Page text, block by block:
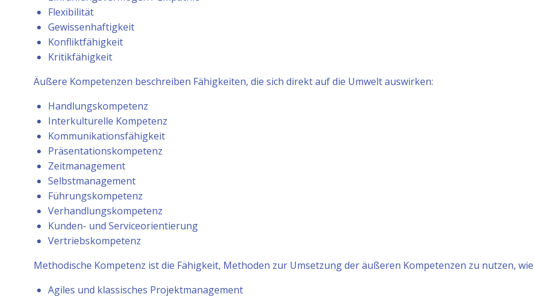
Flexibilität
Gewissenhaftigkeit
Konfliktfähigkeit
Kritikfähigkeit
Äußere Kompetenzen beschreiben Fähigkeiten, die sich direkt auf die Umwelt auswirken:
Handlungskompetenz
Interkulturelle Kompetenz
Kommunikationsfähigkeit
Präsentationskompetenz
Zeitmanagement
Selbstmanagement
Führungskompetenz
Verhandlungskompetenz
Kunden- und Serviceorientierung
Vertriebskompetenz
Methodische Kompetenz ist die Fähigkeit, Methoden zur Umsetzung der äußeren Kompetenzen zu nutzen, wie
Agiles und klassisches Projektmanagement